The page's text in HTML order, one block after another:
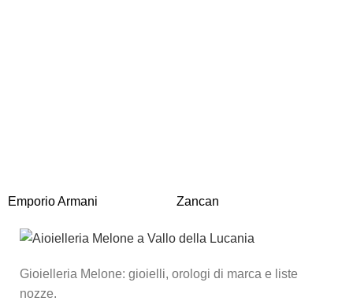
Emporio Armani Zancan
Gioielleria Melone: gioielli, orologi di marca e liste
nozze.